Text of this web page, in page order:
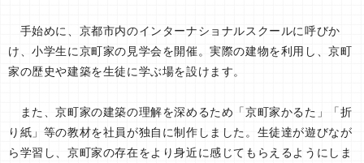
手始めに、京都市内のインターナショナルスクールに呼びか
け、小学生に京町家の見学会を開催。実際の建物を利用し、京町
家の歴史や建築を生徒に学ぶ場を設けます。
また、京町家の建築の理解を深めるため「京町家かるた」「折
り紙」等の教材を社員が独自に制作しました。生徒達が遊びなが
ら学習し、京町家の存在をより身近に感じてもらえるようにしま